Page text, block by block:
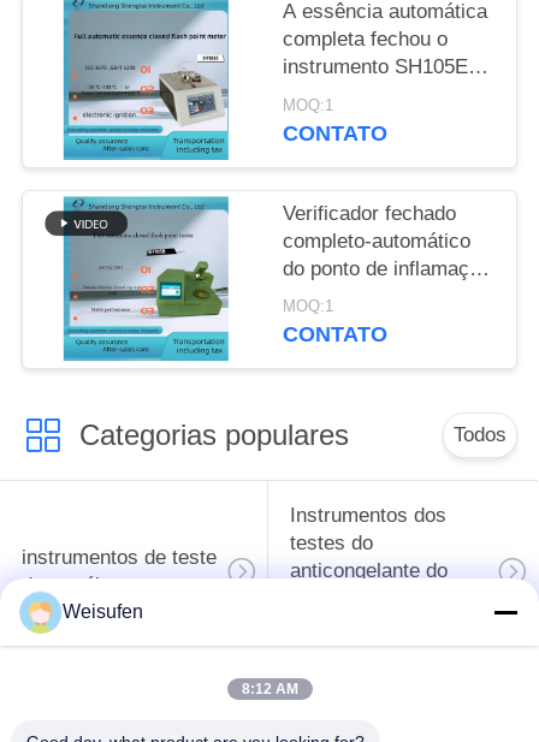
A essência automática
completa fechou o
instrumento SH105E
do ponto de inflamação
isolou a ignição
MOQ:1
CONTATO
Verificador fechado
completo-automático
do ponto de inflamação
do instrumento
SH105B da detecção
MOQ:1
CONTATO
Categorias populares Todos
instrumentos de teste
do petróleo
Instrumentos dos
testes do
anticongelante do
Equipamento de
Weisufen
8:12 AM